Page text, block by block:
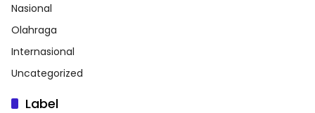
Nasional
Olahraga
Internasional
Uncategorized
Label